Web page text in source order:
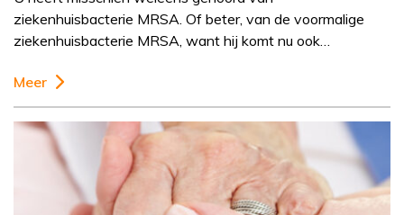
ziekenhuisbacterie MRSA. Of beter, van de voormalige
ziekenhuisbacterie MRSA, want hij komt nu ook…
Meer